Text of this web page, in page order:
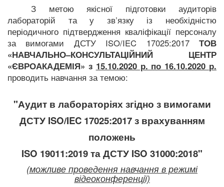
З метою якісної підготовки аудиторів
лабораторій та у зв’язку із необхідністю
періодичного підтвердження кваліфікації персоналу
за вимогами ДСТУ ISO/IEC 17025:2017 ТОВ
«НАВЧАЛЬНО–КОНСУЛЬТАЦІЙНИЙ ЦЕНТР
«ЄВРОАКАДЕМІЯ» з 15.10.2020 р. по 16.10.2020 р.
проводить навчання за темою:
"Аудит в лабораторіях згідно з вимогами
ДСТУ ISO/IEC 17025:2017 з врахуванням
положень
ISO 19011:2019 та ДСТУ ISO 31000:2018"
(можливе проведення навчання в режимі
відеоконференції)